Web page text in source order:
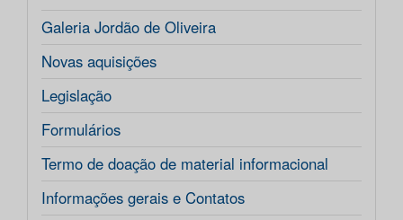
Galeria Jordão de Oliveira
Novas aquisições
Legislação
Formulários
Termo de doação de material informacional
Informações gerais e Contatos